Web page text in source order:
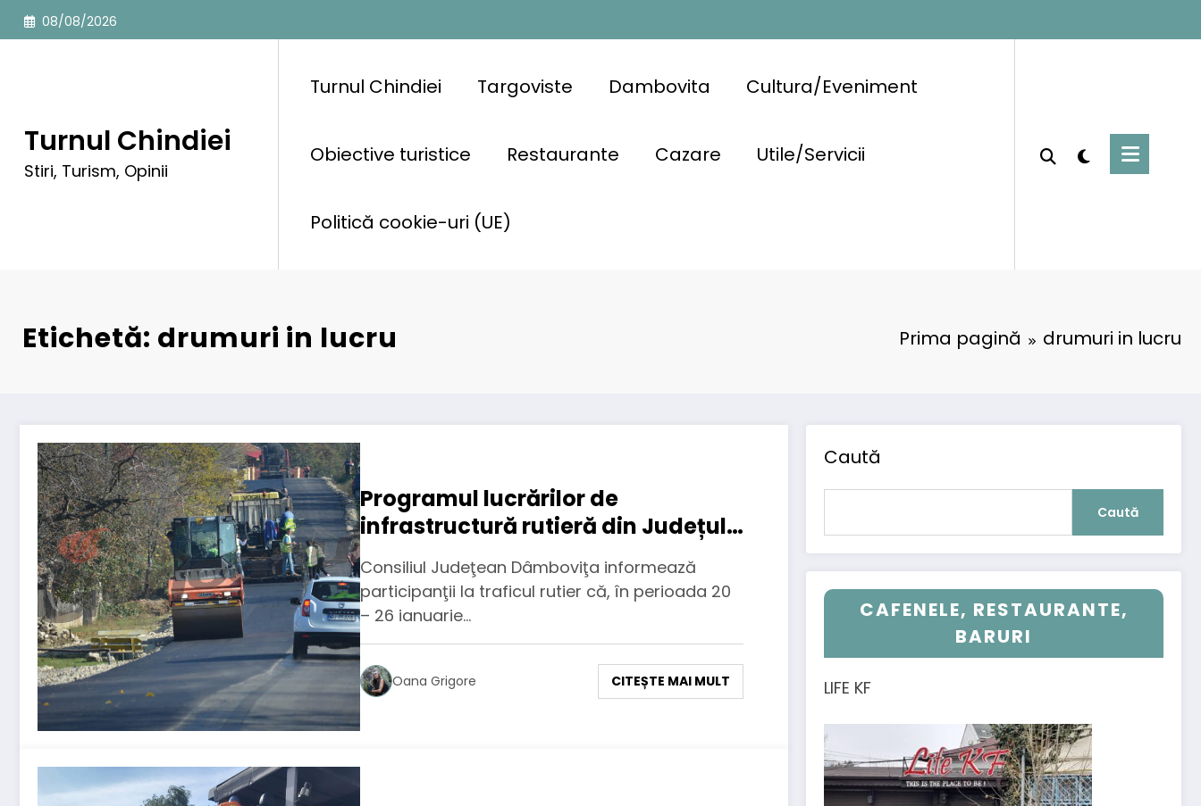
08/08/2026
Turnul Chindiei
Stiri, Turism, Opinii
Turnul Chindiei Targoviste Dambovita Cultura/Eveniment
Obiective turistice Restaurante Cazare Utile/Servicii
Politică cookie-uri (UE)
Etichetă: drumuri in lucru Prima pagină drumuri in lucru
Programul lucrărilor de
infrastructură rutieră din Județul
Dâmbovița, în perioada 20 – 26
ianuarie 2025
Consiliul Judeţean Dâmboviţa informează
participanţii la traficul rutier că, în perioada 20
– 26 ianuarie…
Oana Grigore CITEȘTE MAI MULT
Caută
Caută
CAFENELE, RESTAURANTE,
BARURI
LIFE KF